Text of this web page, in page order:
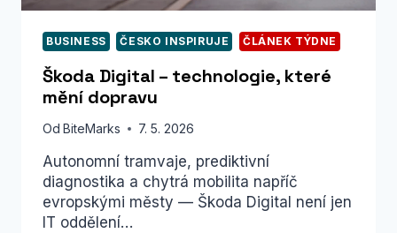
BUSINESS ČESKO INSPIRUJE ČLÁNEK TÝDNE
Škoda Digital – technologie, které
mění dopravu
Od BiteMarks 7. 5. 2026
Autonomní tramvaje, prediktivní
diagnostika a chytrá mobilita napříč
evropskými městy — Škoda Digital není jen
IT oddělení…